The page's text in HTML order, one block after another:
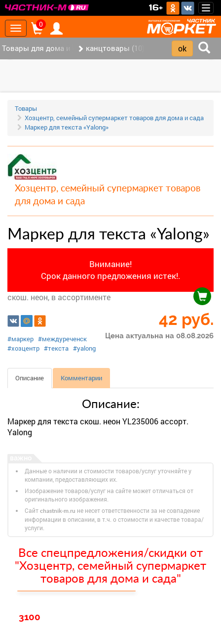
16+
Toggle
navigation
0
Товары для дома и офиса (115)канцтовары (10)
Товары
Хозцентр, семейный супермаркет товаров для дома и сада
Маркер для текста «Yalong»
Хозцентр, семейный супермаркет товаров
для дома и сада
Маркер для текста «Yalong»
Внимание!
Срок данного предложения истек!.
скош. неон, в ассортименте
42 руб.
Цена актуальна на 08.08.2026
#маркер #междуреченск
#хозцентр #текста #yalong
Описание Комментарии
Описание:
Маркер для текста скош. неон YL235006 ассорт.
Yalong
Данные о наличии и стоимости товаров/услуг уточняйте у
компании, предоставляющих их.
Изображение товаров/услуг на сайте может отличаться от
оригинального изображения.
Сайт chastnik-m.ru не несет ответственности за не совпадение
информации в описании, в т.ч. о стоимости и качестве товара/
услуги.
Все спецпредложения/скидки от
"Хозцентр, семейный супермаркет
товаров для дома и сада"
3100
‹ ›